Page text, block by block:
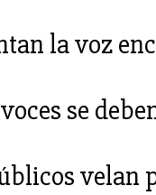
la voz
se
velan